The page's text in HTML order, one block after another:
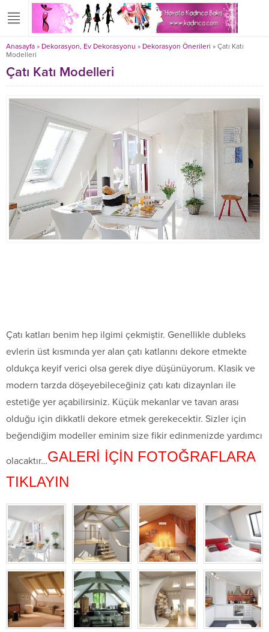
Anasayfa » Dekorasyon, Ev Dekorasyonu » Dekorasyon Önerileri » Çatı Katı
Modelleri
Çatı Katı Modelleri
Çatı katları benim hep ilgimi çekmiştir. Genellikle dubleks
evlerin üst kısmında yer alan çatı katlarını dekore etmekte
oldukça keyif verici olsa gerek diye düşünüyorum. Klasik ve
modern tarzda döşeyebileceğiniz çatı katı dizaynları ile
estetiğe yer açabilirsiniz. Küçük mekanlar ve tavan arası
olduğu için dikkatli dekore etmek gerekecektir. Sizler için
beğendiğim modeller eminim size fikir edinmenizde yardımcı
olacaktır…GALERİ İÇİN FOTOĞRAFLARA
TIKLAYIN